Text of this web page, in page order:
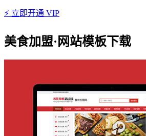
⚡ 立即开通 VIP
美食加盟·网站模板下载